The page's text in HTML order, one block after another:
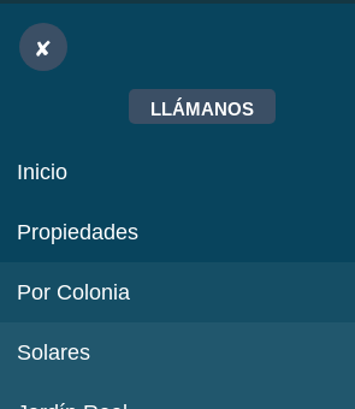
LLÁMANOS
Inicio
Propiedades
Por Colonia
Solares